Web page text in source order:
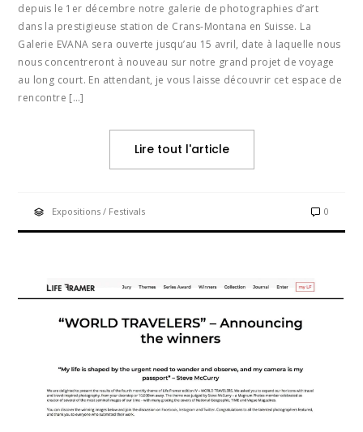
depuis le 1er décembre notre galerie de photographies d’art
dans la prestigieuse station de Crans-Montana en Suisse. La
Galerie EVANA sera ouverte jusqu’au 15 avril, date à laquelle nous
nous concentreront à nouveau sur notre grand projet de voyage
au long court. En attendant, je vous laisse découvrir cet espace de
rencontre […]
Lire tout l'article
Expositions / Festivals 0